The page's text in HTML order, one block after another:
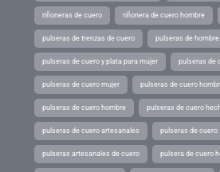
riñoneras de cuero riñonera de cuero hombre
pulseras de trenzas de cuero pulseras de
pulseras de cuero y plata para mujer pulseras de
pulseras de cuero mujer pulseras de cuero
pulseras de cuero hombre pulseras de cuero
pulseras de cuero artesanales pulseras de cuero
pulseras artesanales de cuero pulsera de cuero